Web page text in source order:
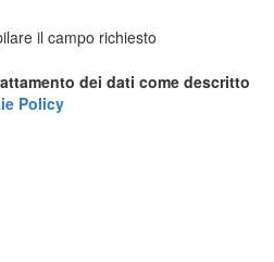
il campo richiesto
dei dati come descritto
Policy